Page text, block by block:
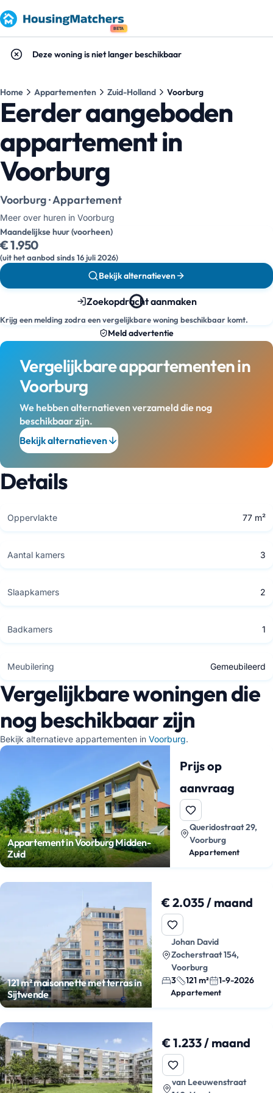
BETA
Deze woning is niet langer beschikbaar
Home Appartementen Zuid-Holland Voorburg
Eerder aangeboden
appartement in
Voorburg
Voorburg · Appartement
Meer over huren in Voorburg
Maandelijkse huur (voorheen)
€ 1.950
(uit het aanbod sinds 16 juli 2026)
Bekijk alternatieven
Zoekopdracht aanmaken
Krijg een melding zodra een vergelijkbare woning beschikbaar komt.
Meld advertentie
Vergelijkbare appartementen in
Voorburg
We hebben alternatieven verzameld die nog
beschikbaar zijn.
Bekijk alternatieven
Details
Oppervlakte 77 m²
Aantal kamers 3
Slaapkamers 2
Badkamers 1
Meubilering Gemeubileerd
Vergelijkbare woningen die
nog beschikbaar zijn
Bekijk alternatieve appartementen in Voorburg.
Appartement in Voorburg Midden-
Zuid
Prijs op
aanvraag
Queridostraat 29,
Voorburg
Appartement
121 m² maisonnette met terras in
Sijtwende
€ 2.035 / maand
Johan David
Zocherstraat 154,
Voorburg
3
121 m² 1-9-2026
Appartement
€ 1.233 / maand
van Leeuwenstraat